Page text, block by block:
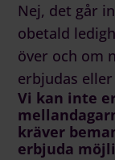
Nej, det går
obetald
över och om
erbjudas
Vi kan inte
kräver
erbjuda